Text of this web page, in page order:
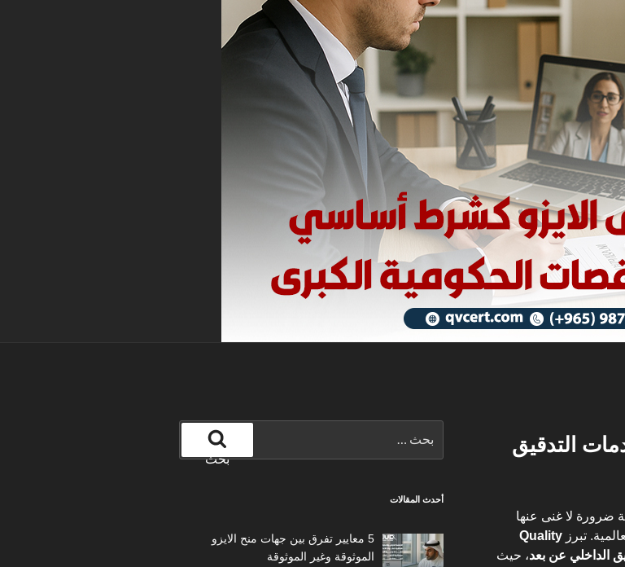
التدقيق
ضرورة لا غنى عنها
تبرز Quality
الداخلي عن بعد، حيث
عن:
بحث
أحدث المقالات
5 معايير تفرق بين جهات منح الايزو
الموثوقة وغير الموثوقة